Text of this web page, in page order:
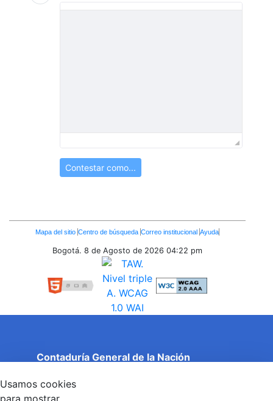
Contestar como...
Enlaces
Inferiores
Mapa del sitio Centro de búsqueda Correo institucional Ayuda
Bogotá. 8 de Agosto de 2026 04:22 pm
Contaduría General de la Nación
Entidad adscrita al Ministerio de Hacienda y Crédito
Público
Usamos cookies
para mostrar